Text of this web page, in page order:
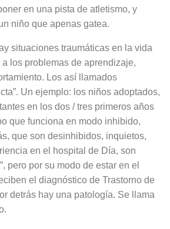
en una pista de atletismo, y
niño que apenas gatea.
situaciones traumáticas en la vida
los problemas de aprendizaje,
Los así llamados
Un ejemplo: los niños adoptados,
en los dos / tres primeros años
que funciona en modo inhibido,
que son desinhibidos, inquietos,
en el hospital de Día, son
pero por su modo de estar en el
el diagnóstico de Trastorno de
detrás hay una patología. Se llama